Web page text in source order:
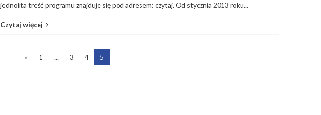
jednolita treść programu znajduje się pod adresem: czytaj. Od stycznia 2013 roku...
Czytaj więcej
« 1 ... 3 4 5